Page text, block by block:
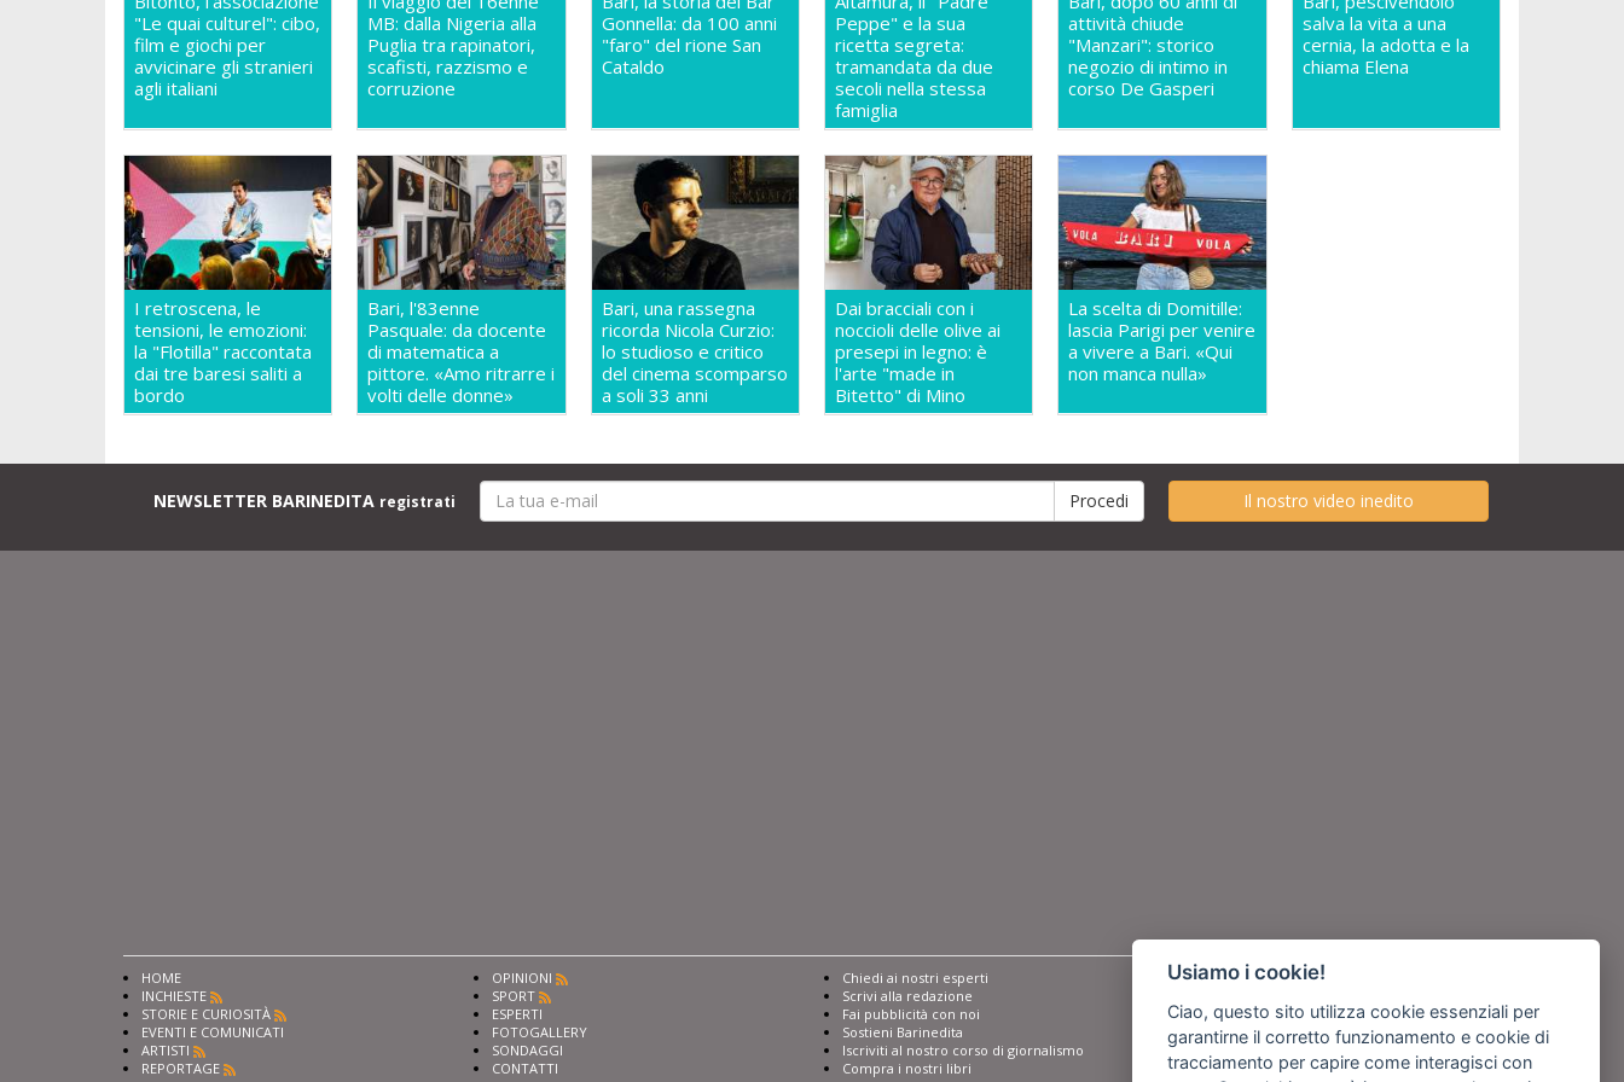
"Le quai culturel": cibo,
film e giochi per
avvicinare gli stranieri
agli italiani
MB: dalla Nigeria alla
Puglia tra rapinatori,
scafisti, razzismo e
corruzione
Gonnella: da 100 anni
"faro" del rione San
Cataldo
Peppe" e la sua
ricetta segreta:
tramandata da due
secoli nella stessa
famiglia
attività chiude
"Manzari": storico
negozio di intimo in
corso De Gasperi
salva la vita a una
cernia, la adotta e la
chiama Elena
I retroscena, le
tensioni, le emozioni:
la "Flotilla" raccontata
dai tre baresi saliti a
bordo
Bari, l'83enne
Pasquale: da docente
di matematica a
pittore. «Amo ritrarre i
volti delle donne»
Bari, una rassegna
ricorda Nicola Curzio:
lo studioso e critico
del cinema scomparso
a soli 33 anni
Dai bracciali con i
noccioli delle olive ai
presepi in legno: è
l'arte "made in
Bitetto" di Mino
La scelta di Domitille:
lascia Parigi per venire
a vivere a Bari. «Qui
non manca nulla»
NEWSLETTER BARINEDITA registrati Il nostro video inedito
HOME
INCHIESTE
STORIE E CURIOSITÀ
EVENTI E COMUNICATI
ARTISTI
REPORTAGE
OPINIONI
SPORT
ESPERTI
FOTOGALLERY
SONDAGGI
CONTATTI
Chiedi ai nostri esperti
Scrivi alla redazione
Fai pubblicità con noi
Sostieni Barinedita
Iscriviti al nostro corso di giornalismo
Compra i nostri libri
Seguici su
Usiamo i cookie!
Ciao, questo sito utilizza cookie essenziali per
garantirne il corretto funzionamento e cookie di
tracciamento per capire come interagisci con